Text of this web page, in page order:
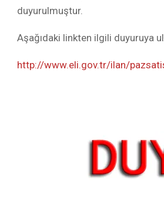
duyurulmuştur.
Aşağıdaki linkten ilgili duyuruya
http://www.eli.gov.tr/ilan/